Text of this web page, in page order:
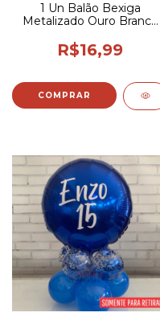
1 Un Balão Bexiga
Metalizado Ouro Branco
R$16,99
COMPRAR